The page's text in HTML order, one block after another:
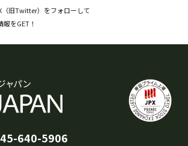
（旧Twitter）をフォローして
報をGET！
640-5906